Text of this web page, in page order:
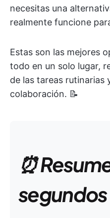
necesitas una
realmente funcione
Estas son las mejores
todo en un solo lugar,
de las tareas rutinarias
colaboración. 📝
⏰
segundos